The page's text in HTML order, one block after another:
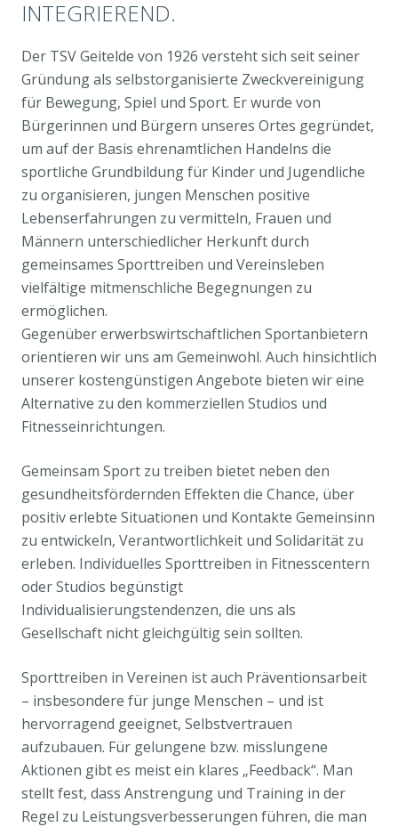
INTEGRIEREND.
Der TSV Geitelde von 1926 versteht sich seit seiner
Gründung als selbstorganisierte Zweckvereinigung
für Bewegung, Spiel und Sport. Er wurde von
Bürgerinnen und Bürgern unseres Ortes gegründet,
um auf der Basis ehrenamtlichen Handelns die
sportliche Grundbildung für Kinder und Jugendliche
zu organisieren, jungen Menschen positive
Lebenserfahrungen zu vermitteln, Frauen und
Männern unterschiedlicher Herkunft durch
gemeinsames Sporttreiben und Vereinsleben
vielfältige mitmenschliche Begegnungen zu
ermöglichen.
Gegenüber erwerbswirtschaftlichen Sportanbietern
orientieren wir uns am Gemeinwohl. Auch hinsichtlich
unserer kostengünstigen Angebote bieten wir eine
Alternative zu den kommerziellen Studios und
Fitnesseinrichtungen.
Gemeinsam Sport zu treiben bietet neben den
gesundheitsfördernden Effekten die Chance, über
positiv erlebte Situationen und Kontakte Gemeinsinn
zu entwickeln, Verantwortlichkeit und Solidarität zu
erleben. Individuelles Sporttreiben in Fitnesscentern
oder Studios begünstigt
Individualisierungstendenzen, die uns als
Gesellschaft nicht gleichgültig sein sollten.
Sporttreiben in Vereinen ist auch Präventionsarbeit
– insbesondere für junge Menschen – und ist
hervorragend geeignet, Selbstvertrauen
aufzubauen. Für gelungene bzw. misslungene
Aktionen gibt es meist ein klares „Feedback“. Man
stellt fest, dass Anstrengung und Training in der
Regel zu Leistungsverbesserungen führen, die man